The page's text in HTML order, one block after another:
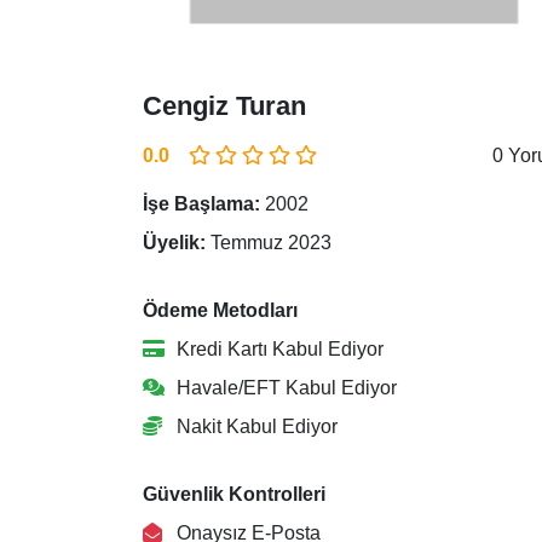
Cengiz Turan
0.0 0
İşe Başlama: 2002
Üyelik: Temmuz 2023
Ödeme Metodları
Kredi Kartı Kabul Ediyor
Havale/EFT Kabul Ediyor
Nakit Kabul Ediyor
Güvenlik Kontrolleri
Onaysız E-Posta